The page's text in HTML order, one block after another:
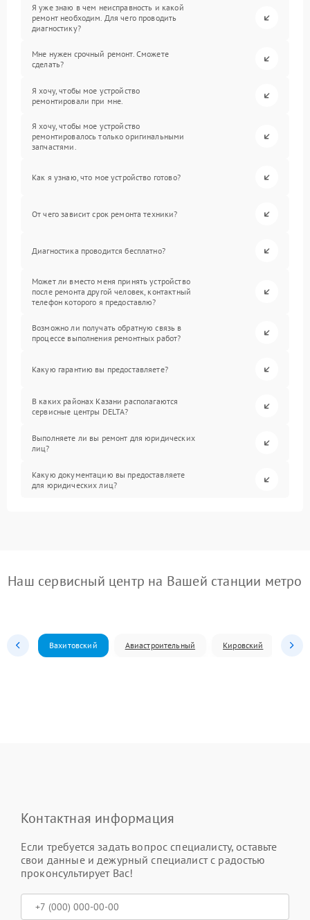
Я уже знаю в чем неисправность и какой
ремонт необходим. Для чего проводить
диагностику?
Мне нужен срочный ремонт. Сможете
сделать?
Я хочу, чтобы мое устройство
ремонтировали при мне.
Я хочу, чтобы мое устройство
ремонтировалось только оригинальными
запчастями.
Как я узнаю, что мое устройство готово?
От чего зависит срок ремонта техники?
Диагностика проводится бесплатно?
Может ли вместо меня принять устройство
после ремонта другой человек, контактный
телефон которого я предоставлю?
Возможно ли получать обратную связь в
процессе выполнения ремонтных работ?
Какую гарантию вы предоставляете?
В каких районах Казани располагаются
сервисные центры DELTA?
Выполняете ли вы ремонт для юридических
лиц?
Какую документацию вы предоставляете
для юридических лиц?
Наш сервисный центр на Вашей станции метро
Вахитовский Авиастроительный Кировский
Контактная информация
Если требуется задать вопрос специалисту, оставьте
свои данные и дежурный специалист с радостью
проконсультирует Вас!